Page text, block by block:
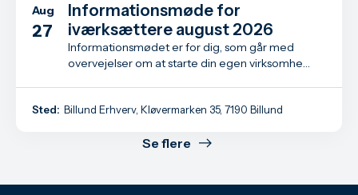
Se flere
Aug
27
Informationsmøde for
iværksættere august 2026
Informationsmødet er for dig, som går med
overvejelser om at starte din egen virksomhed
Sted: Billund Erhverv, Kløvermarken 35, 7190 Billund